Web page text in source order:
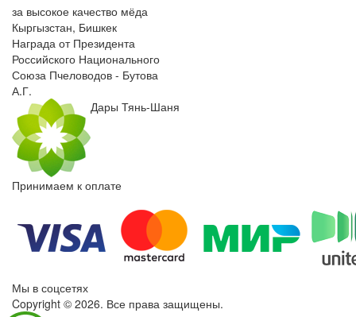
за высокое качество мёда
Кыргызстан, Бишкек
Награда от Президента
Российского Национального
Союза Пчеловодов - Бутова
А.Г.
Дары Тянь-Шаня
Принимаем к оплате
Мы в соцсетях
Copyright © 2026. Все права защищены.